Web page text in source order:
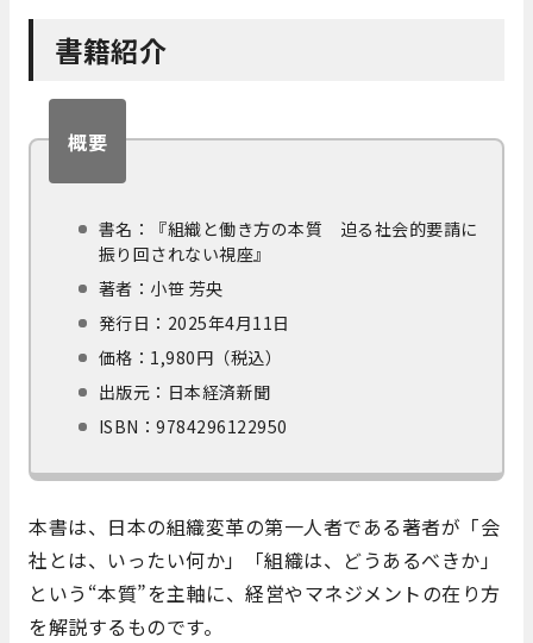
書籍紹介
概要
書名：『組織と働き方の本質 迫る社会的要請に
振り回されない視座』
著者：小笹 芳央
発行日：2025年4月11日
価格：1,980円（税込）
出版元：日本経済新聞
ISBN：9784296122950
本書は、日本の組織変革の第一人者である著者が「会
社とは、いったい何か」「組織は、どうあるべきか」
という“本質”を主軸に、経営やマネジメントの在り方
を解説するものです。